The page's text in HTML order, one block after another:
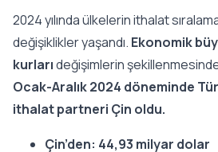
2024 yılında ülkelerin ithalat
değişiklikler yaşandı. Ekonomik
kurlarıdeğişimlerin
Ocak-Aralık 2024 döneminde
ithalat partneri Çin oldu.
Çin’den: 44,93 milyar dolar